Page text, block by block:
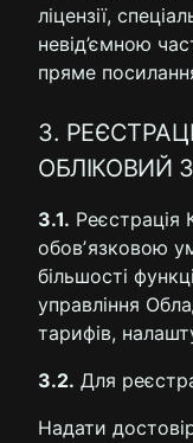
ліцензії,
невід’ємною
пряме
3.
ОБЛІКОВИЙ
3.1. Реєстрація
обовʼязковою
більшості
управління
тарифів,
3.2. Для
Надати